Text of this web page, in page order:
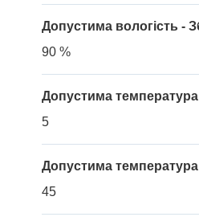
Допустима вологість -
90 %
Допустима температура
5
Допустима
45